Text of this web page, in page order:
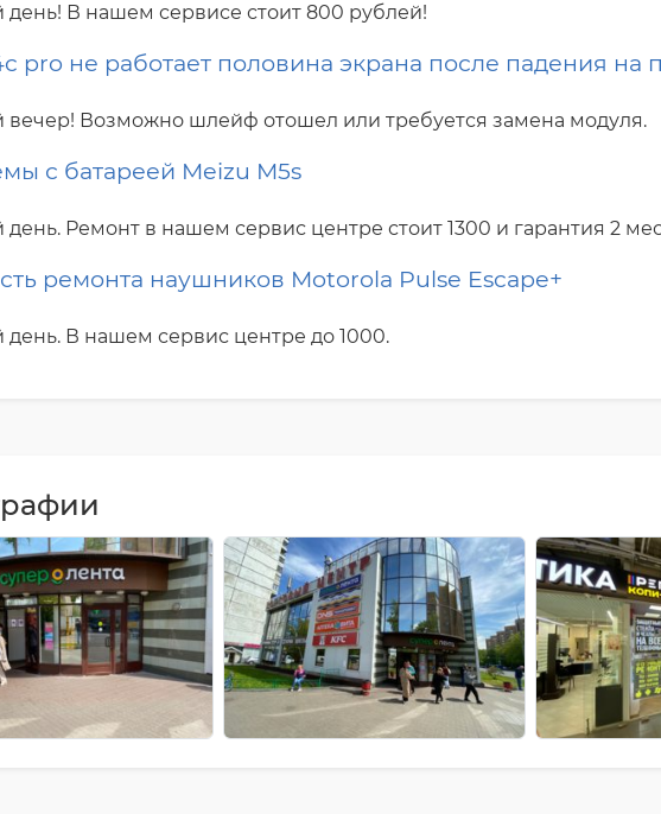
В нашем сервисе стоит 800 рублей!
pro не работает половина экрана после падения на
Возможно шлейф отошел или требуется замена модуля.
с батареей Meizu M5s
Ремонт в нашем сервис центре стоит 1300 и гарантия 2
ремонта наушников Motorola Pulse Escape+
В нашем сервис центре до 1000.